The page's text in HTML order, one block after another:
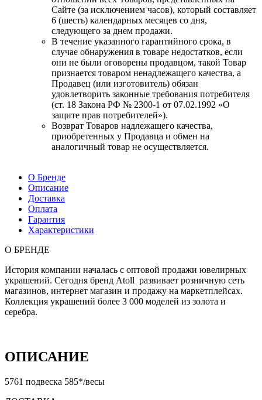
Сайте (за исключением часов), который составляет
6 (шесть) календарных месяцев со дня,
следующего за днем продажи.
В течение указанного гарантийного срока, в
случае обнаружения в товаре недостатков, если
они не были оговорены продавцом, такой Товар
признается товаром ненадлежащего качества, а
Продавец (или изготовитель) обязан
удовлетворить законные требования потребителя
(ст. 18 Закона РФ № 2300-1 от 07.02.1992 «О
защите прав потребителей»).
Возврат Товаров надлежащего качества,
приобретенных у Продавца и обмен на
аналогичный товар не осуществляется.
О Бренде
Описание
Доставка
Оплата
Гарантия
Характеристики
О БРЕНДЕ
История компании началась с оптовой продажи ювелирных
украшений. Сегодня бренд Atoll развивает розничную сеть
магазинов, интернет магазин и продажу на маркетплейсах.
Коллекция украшений более 3 000 моделей из золота и
серебра.
ОПИСАНИЕ
5761 подвеска 585*/весы